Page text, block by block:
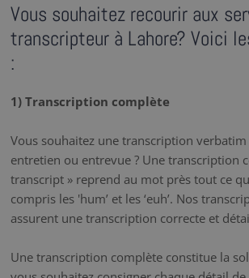
Vous souhaitez recourir aux
transcripteur à Lahore? Voici
:
1) Transcription complète
Vous souhaitez une transcription
entretien ou entrevue ? Une transcription
transcript » reprend au mot près tout ce
compris les 'hum’ et les ‘euh’. Nos
assurent une transcription correcte et
Une transcription complète constitue la